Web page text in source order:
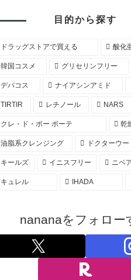
目的から探す
ドラッグストアで買える 酸化
韓国コスメ グリセリンフリー
デパコス ナイアシンアミド
TIRTIR レチノール NARS
クレ・ド・ポー ボーテ 乾
油脂系クレンジング ドクターウー
キールズ イニスフリー ニベ
キュレル IHADA
nananaをフォロー